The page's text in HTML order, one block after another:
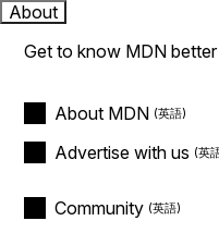
About
Get to know MDN better
About MDN
Advertise with us
Community